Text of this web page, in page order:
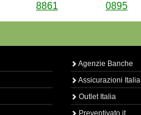
8861 0895
Agenzie Banche
Assicurazioni Italia
Outlet Italia
Preventivato.it